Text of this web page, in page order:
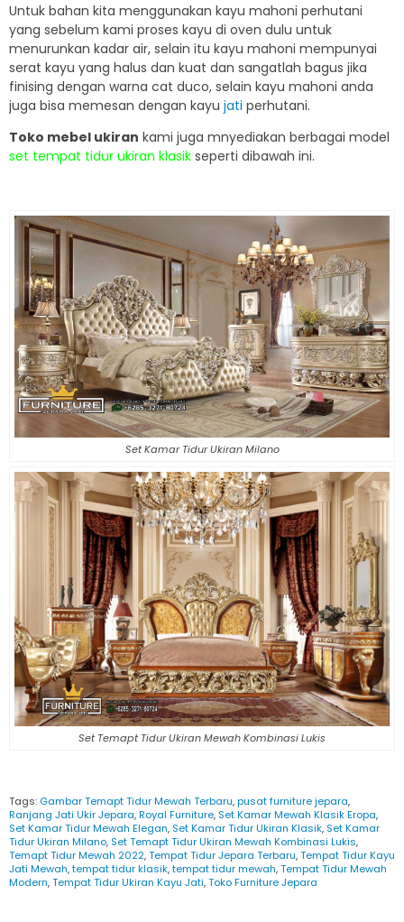
Untuk bahan kita menggunakan kayu mahoni perhutani
yang sebelum kami proses kayu di oven dulu untuk
menurunkan kadar air, selain itu kayu mahoni mempunyai
serat kayu yang halus dan kuat dan sangatlah bagus jika
finising dengan warna cat duco, selain kayu mahoni anda
juga bisa memesan dengan kayu jati perhutani.
Toko mebel ukiran kami juga mnyediakan berbagai model
set tempat tidur ukiran klasik seperti dibawah ini.
Set Kamar Tidur Ukiran Milano
Set Temapt Tidur Ukiran Mewah Kombinasi Lukis
Tags: Gambar Temapt Tidur Mewah Terbaru,pusat furniture jepara,
Ranjang Jati Ukir Jepara,Royal Furniture, Set Kamar Mewah Klasik Eropa,
Set Kamar Tidur Mewah Elegan, Set Kamar Tidur Ukiran Klasik, Set Kamar
Tidur Ukiran Milano, Set Temapt Tidur Ukiran Mewah Kombinasi Lukis,
Temapt Tidur Mewah 2022,Tempat Tidur Jepara Terbaru,Tempat Tidur Kayu
Jati Mewah,tempat tidur klasik,tempat tidur mewah,Tempat Tidur Mewah
Modern,Tempat Tidur Ukiran Kayu Jati,Toko Furniture Jepara